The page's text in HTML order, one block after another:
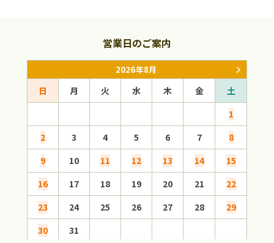
営業日のご案内
2026年8月
日 月 火 水 木 金
土
1
2
3 4 5 6 7
8
9
10 11 12 13 14
15
16
17 18 19 20 21
22
23
24 25 26 27 28
29
30
31